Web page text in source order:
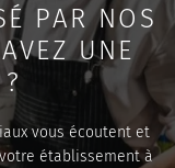
PAR NOS
UNE
vous écoutent et
établissement à